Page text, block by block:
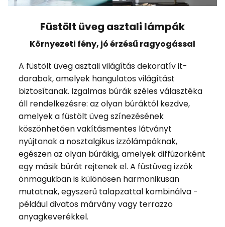
Füstölt üveg asztali lámpák
Környezeti fény, jó érzésű ragyogással
A füstölt üveg asztali világítás dekoratív it-
darabok, amelyek hangulatos világítást
biztosítanak. Izgalmas búrák széles választéka
áll rendelkezésre: az olyan búráktól kezdve,
amelyek a füstölt üveg színezésének
köszönhetően vakításmentes látványt
nyújtanak a nosztalgikus izzólámpáknak,
egészen az olyan búrákig, amelyek diffúzorként
egy másik búrát rejtenek el. A füstüveg izzók
önmagukban is különösen harmonikusan
mutatnak, egyszerű talapzattal kombinálva -
például divatos márvány vagy terrazzo
anyagkeverékkel.